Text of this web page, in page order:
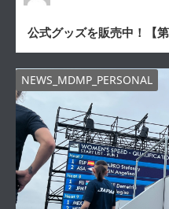
公式グッズを販売中！【
NEWS_MDMP_PERSONAL